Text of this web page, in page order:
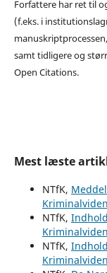
Forfattere har ret til
(f.eks. i
samt tidligere og
Open Citations.
Mest læste
NTfK,
NTfK, Indhold
NTfK, Indhold